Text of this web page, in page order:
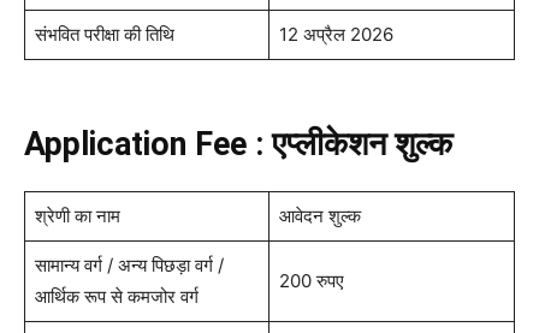
संभवित परीक्षा की तिथि 12 अप्रैल 2026
Application Fee : एप्लीकेशन शुल्क
श्रेणी का नाम आवेदन शुल्क
सामान्य वर्ग / अन्य पिछड़ा वर्ग /
आर्थिक रूप से कमजोर वर्ग
200 रुपए